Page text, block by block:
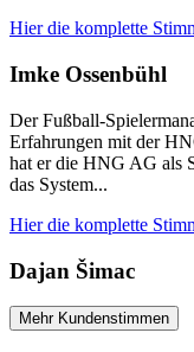
Hier die komplette
Imke Ossenbühl
Der Fußball-
Erfahrungen mit der
hat er die HNG AG als
das System...
Hier die komplette
Dajan Šimac
Mehr Kundenstimmen